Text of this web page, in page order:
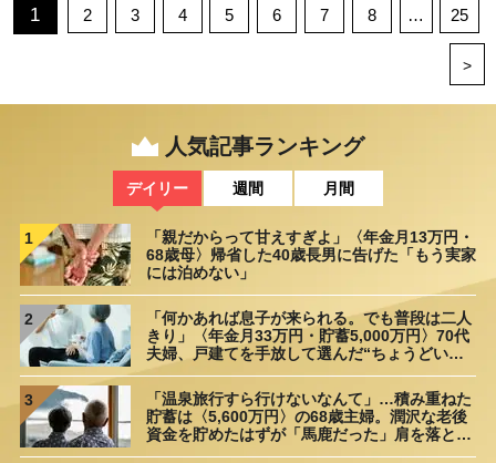
1 2 3 4 5 6 7 8 … 25
>
人気記事ランキング
デイリー 週間 月間
1
「親だからって甘えすぎよ」〈年金月13万円・
68歳母〉帰省した40歳長男に告げた「もう実家
には泊めない」
2
「何かあれば息子が来られる。でも普段は二人
きり」〈年金月33万円・貯蓄5,000万円〉70代
夫婦、戸建てを手放して選んだ“ちょうどいい
距離”
3
「温泉旅行すら行けないなんて」…積み重ねた
貯蓄は〈5,600万円〉の68歳主婦。潤沢な老後
資金を貯めたはずが「馬鹿だった」肩を落とす
理由